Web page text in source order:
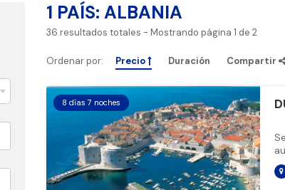
1 PAÍS: ALBANIA
36 resultados totales - Mostrando página 1 de 2
Ordenar por: Precio Duración Compartir
8 días 7 noches